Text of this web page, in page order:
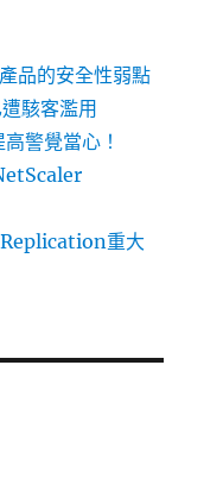
品的安全性弱點
駭客濫用
警覺當心！
重大